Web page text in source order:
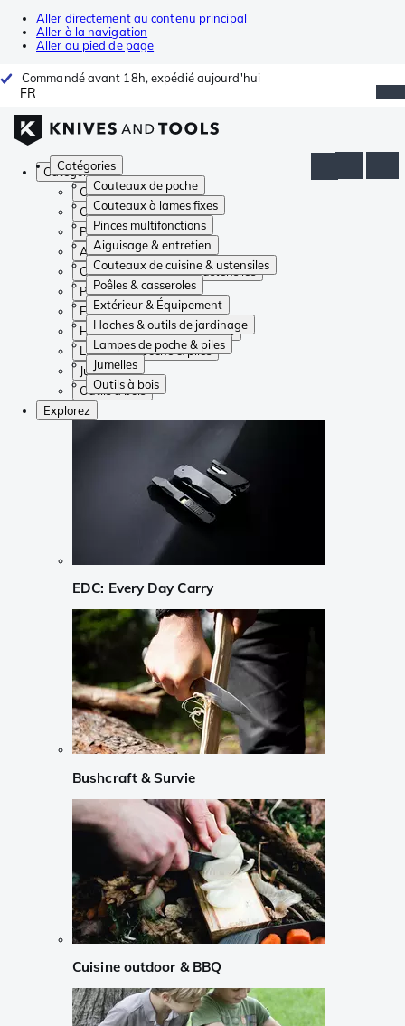
Aller directement au contenu principal
Aller à la navigation
Aller au pied de page
Commandé avant 18h, expédié aujourd'hui
FR
Catégories
Couteaux de poche
Couteaux à lames fixes
Pinces multifonctions
Aiguisage & entretien
Couteaux de cuisine & ustensiles
Poêles & casseroles
Extérieur & Équipement
Haches & outils de jardinage
Lampes de poche & piles
Jumelles
Outils à bois
Catégories
Couteaux de poche
Couteaux à lames fixes
Pinces multifonctions
Aiguisage & entretien
Couteaux de cuisine & ustensiles
Poêles & casseroles
Extérieur & Équipement
Haches & outils de jardinage
Lampes de poche & piles
Jumelles
Outils à bois
Explorez
EDC: Every Day Carry
Bushcraft & Survie
Cuisine outdoor & BBQ